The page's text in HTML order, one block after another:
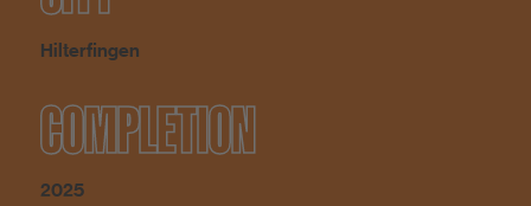
Hilterfingen
COMPLETION
2025